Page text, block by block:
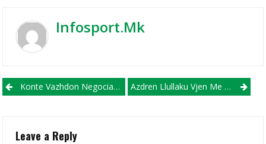
Infosport.mk
Post navigation
Konte Vazhdon Negociatat Me Florentino Perezin Azdren Llullaku Vjen Me Dy Gola Në Rumani
Leave a Reply